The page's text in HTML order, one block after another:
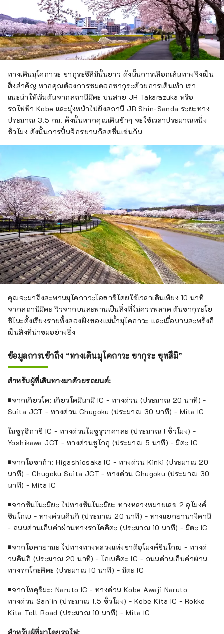
ทางเดินมุโคกาวะ ซากุระซึสึมินั้นยาว ดังนั้นการเลือกเส้นทางจึงเป็น
สิ่งสำคัญ หากคุณต้องการชมดอกซากุระด้วยการเดินเท้า เรา
แนะนำให้เริ่มต้นจากสถานีมิตะ บนสาย JR Takarazuka หรือ
รถไฟฟ้า Kobe และมุ่งหน้าไปยังสถานี JR Shin-Sanda ระยะทาง
ประมาณ 3.5 กม. ดังนั้นหากคุณเดินช้าๆ จะใช้เวลาประมาณหนึ่ง
ชั่วโมง ดังนั้นการปั่นจักรยานก็สดชื่นเช่นกัน
คุณจะมาถึงสะพานมุโคกาวะโอฮาชิโดยใช้เวลาเดินเพียง 10 นาที
จากสถานีมิตะ วิวจากบนสะพานเป็นสิ่งที่ไม่ควรพลาด ต้นซากุระโย
ชิโนะตั้งเรียงรายทั้งสองฝั่งของแม่น้ำมุโคกาวะ และเมื่อบานสะพรั่งก็
เป็นสิ่งที่น่าชมอย่างยิ่ง
ข้อมูลการเข้าถึง “ทางเดินมุโคกาวะ ซากุระ ซุทสึมิ”
สำหรับผู้ที่เดินทางมาด้วยรถยนต์:
■จากเกียวโต: เกียวโตมินามิ IC - ทางด่วน (ประมาณ 20 นาที) -
Suita JCT - ทางด่วน Chugoku (ประมาณ 30 นาที) - Mita IC
ไมซูรุฮิกาชิ IC - ทางด่วนไมซูรุวาคาสะ (ประมาณ 1 ชั่วโมง) -
Yoshikawa JCT - ทางด่วนชูโกกุ (ประมาณ 5 นาที) - มิตะ IC
■จากโอซาก้า: Higashiosaka IC - ทางด่วน Kinki (ประมาณ 20
นาที) - Chugoku Suita JCT - ทางด่วน Chugoku (ประมาณ 30
นาที) - Mita IC
■จากซันโนะมิยะ ไปทางซันโนะมิยะ ทางหลวงหมายเลข 2 อุโมงค์
ชินโกเบ - ทางด่วนคินกิ (ประมาณ 20 นาที) - ทางแยกยานางิดานิ
- ถนนด่านเก็บค่าผ่านทางรกโคคิตะ (ประมาณ 10 นาที) - มิตะ IC
■จากโอคายามะ ไปทางทางหลวงแห่งชาติอุโมงค์ชินโกเบ - ทางด่
วนคินกิ (ประมาณ 20 นาที) - โกเบคิตะ IC - ถนนด่านเก็บค่าผ่าน
ทางรกโกะคิตะ (ประมาณ 10 นาที) - มิตะ IC
■จากโทคุชิมะ: Naruto IC - ทางด่วน Kobe Awaji Naruto
ทางด่วน San'in (ประมาณ 1.5 ชั่วโมง) - Kobe Kita IC - Rokko
Kita Toll Road (ประมาณ 10 นาที) - Mita IC